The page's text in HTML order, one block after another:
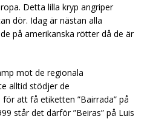
Detta lilla kryp angriper
dör. Idag är nästan alla
på amerikanska rötter då de är
mot de regionala
alltid stödjer de
att få etiketten ”Bairrada” på
står det därför ”Beiras” på Luis